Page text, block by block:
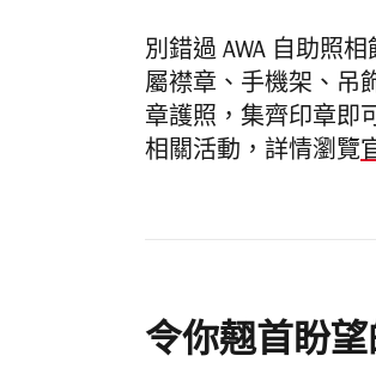
別錯過 AWA 自助照
屬襟章、手機架、吊
章護照，集齊印章即
相關活動，詳情瀏覽
令你翹首盼